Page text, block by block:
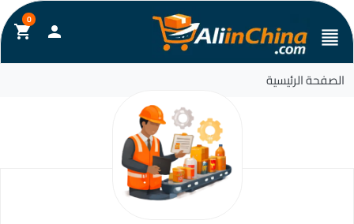
format_align_justify

shopping_cart
0
الصفحة الرئيسية